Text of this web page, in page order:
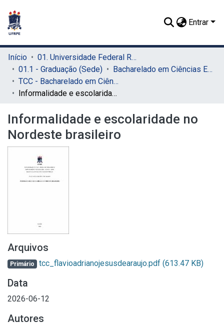
Entrar
Início
01. Universidade Federal Rural de Pernambuco - UFRPE (Sede)
01.1 - Graduação (Sede)
Bacharelado em Ciências Econômicas (Sede)
TCC - Bacharelado em Ciências Econômicas (Sede)
Informalidade e escolaridade no Nordeste brasileiro
Informalidade e escolaridade no
Nordeste brasileiro
Arquivos
Primário tcc_flavioadrianojesusdearaujo.pdf (613.47 KB)
Data
2026-06-12
Autores